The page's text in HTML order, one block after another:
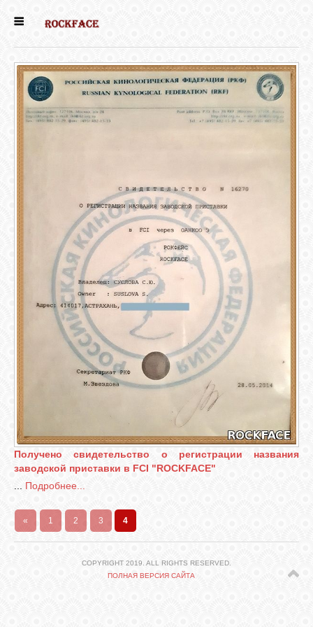
ДЕВОЧКИ
МАЛЬЧИКИ
НОВОСТИ
ВЫПУСКНИКИ
ПОЧИТАТЬ
КОШКИ
СВЯЗЬ
VK
FACEBOOK
Получено свидетельство о регистрации названия
заводской приставки в FCI "ROCKFACE"
... Подробнее...
« 1 2 3 4
COPYRIGHT 2019. ALL RIGHTS RESERVED.
ПОЛНАЯ ВЕРСИЯ САЙТА